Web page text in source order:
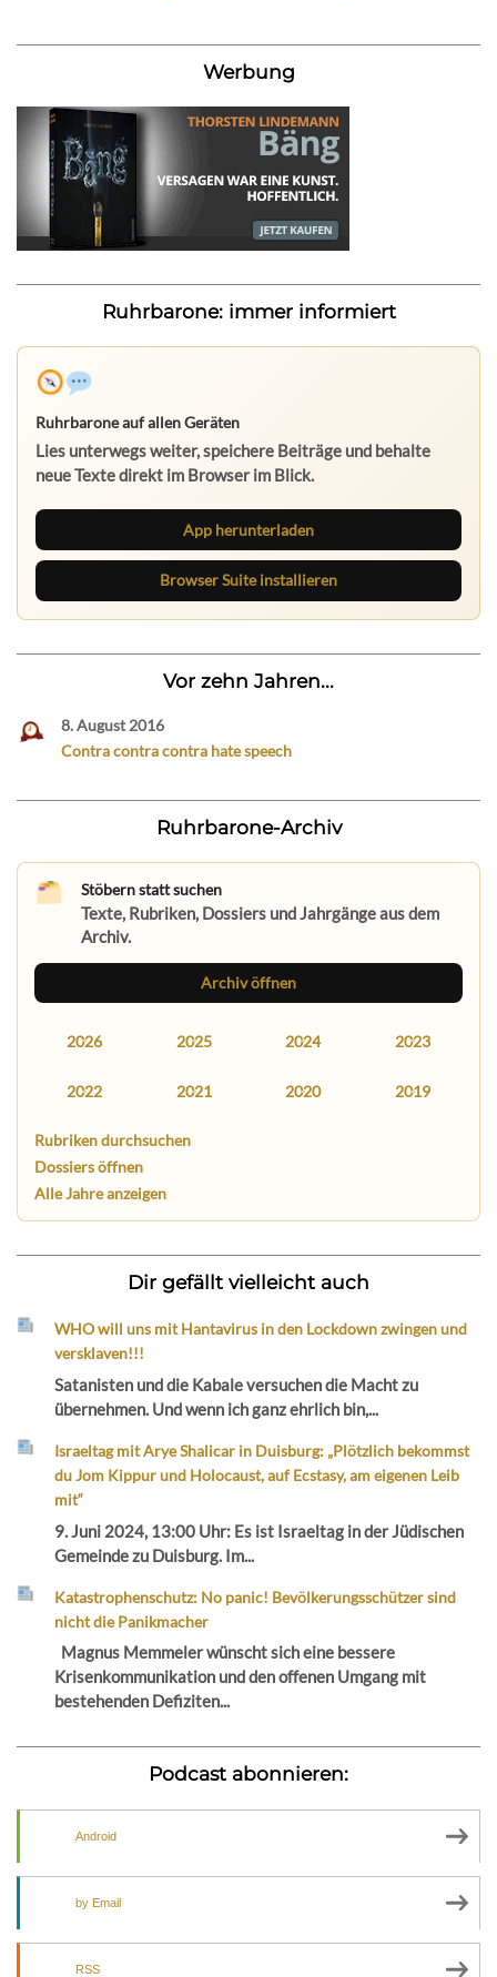
Werbung
Ruhrbarone: immer informiert
Ruhrbarone auf allen Geräten
Lies unterwegs weiter, speichere Beiträge und behalte
neue Texte direkt im Browser im Blick.
App herunterladen
Browser Suite installieren
Vor zehn Jahren...
8. August 2016
Contra contra contra hate speech
Ruhrbarone-Archiv
Stöbern statt suchen
Texte, Rubriken, Dossiers und Jahrgänge aus dem
Archiv.
Archiv öffnen
2026 2025 2024 2023
2022 2021 2020 2019
Rubriken durchsuchen
Dossiers öffnen
Alle Jahre anzeigen
Dir gefällt vielleicht auch
WHO will uns mit Hantavirus in den Lockdown zwingen und
versklaven!!!
Satanisten und die Kabale versuchen die Macht zu
übernehmen. Und wenn ich ganz ehrlich bin,...
Israeltag mit Arye Shalicar in Duisburg: „Plötzlich bekommst
du Jom Kippur und Holocaust, auf Ecstasy, am eigenen Leib
mit“
9. Juni 2024, 13:00 Uhr: Es ist Israeltag in der Jüdischen
Gemeinde zu Duisburg. Im...
Katastrophenschutz: No panic! Bevölkerungsschützer sind
nicht die Panikmacher
Magnus Memmeler wünscht sich eine bessere
Krisenkommunikation und den offenen Umgang mit
bestehenden Defiziten...
Podcast abonnieren:
Android
by Email
RSS